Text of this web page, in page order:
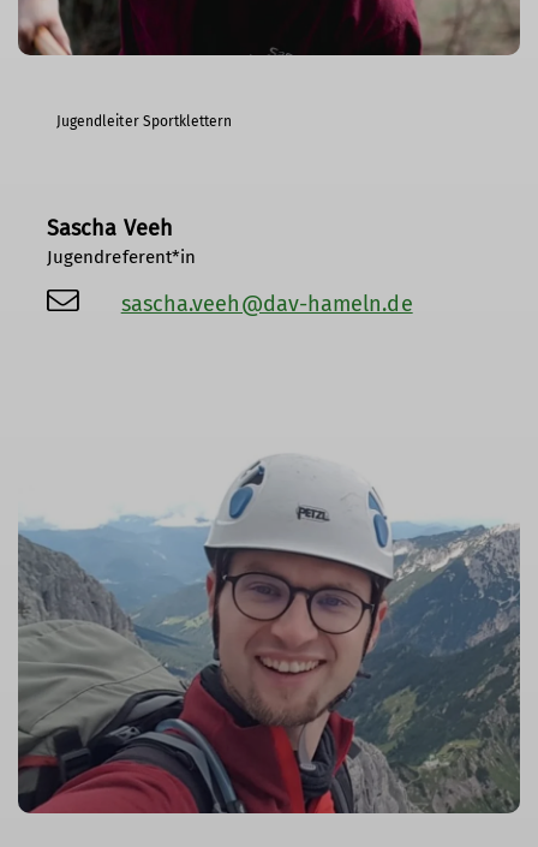
Jugendleiter Sportklettern
Sascha Veeh
Jugendreferent*in
sascha.veeh@dav-hameln.de